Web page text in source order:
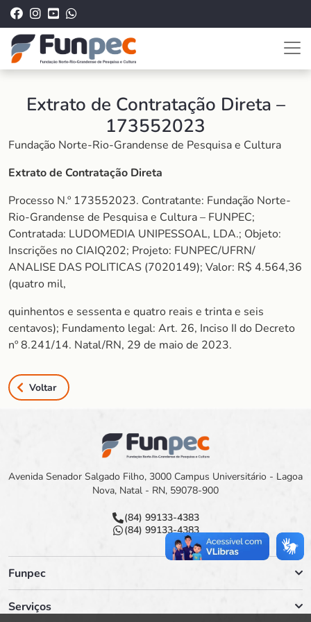
Extrato de Contratação Direta –
173552023
Fundação Norte-Rio-Grandense de Pesquisa e Cultura
Extrato de Contratação Direta
Processo N.º 173552023. Contratante: Fundação Norte-
Rio-Grandense de Pesquisa e Cultura – FUNPEC;
Contratada: LUDOMEDIA UNIPESSOAL, LDA.; Objeto:
Inscrições no CIAIQ202; Projeto: FUNPEC/UFRN/
ANALISE DAS POLITICAS (7020149); Valor: R$ 4.564,36
(quatro mil,
quinhentos e sessenta e quatro reais e trinta e seis
centavos); Fundamento legal: Art. 26, Inciso II do Decreto
nº 8.241/14. Natal/RN, 29 de maio de 2023.
Voltar
Avenida Senador Salgado Filho, 3000 Campus Universitário - Lagoa
Nova, Natal - RN, 59078-900
(84) 99133-4383
(84) 99133-4383
Funpec
Serviços